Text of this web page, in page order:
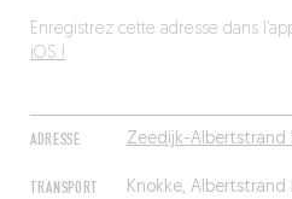
ADRESSE Zeedijk-Albertstrand
TRANSPORT Knokke, Albertstrand
Enregistrez cette adresse dans
iOS !